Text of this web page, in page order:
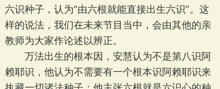
六识种子，认为“由六根就能直接出生六识”。这
样的说法，我们在未来节目当中，会由其他的亲
教师为大家作论述以辨正。
万法出生的根本因，安慧认为不是第八识阿
赖耶识，他认为不需要有一个根本识阿赖耶识来